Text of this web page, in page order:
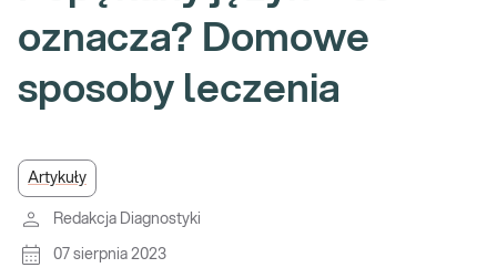
oznacza? Domowe
sposoby leczenia
Artykuły
Redakcja Diagnostyki
07 sierpnia 2023